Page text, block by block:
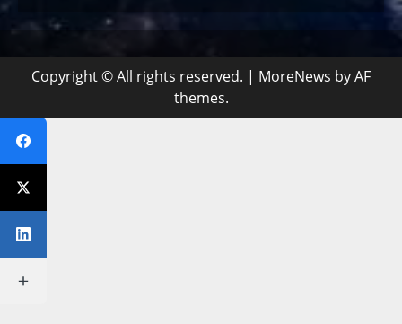
Copyright © All rights reserved. | MoreNews by AF
themes.